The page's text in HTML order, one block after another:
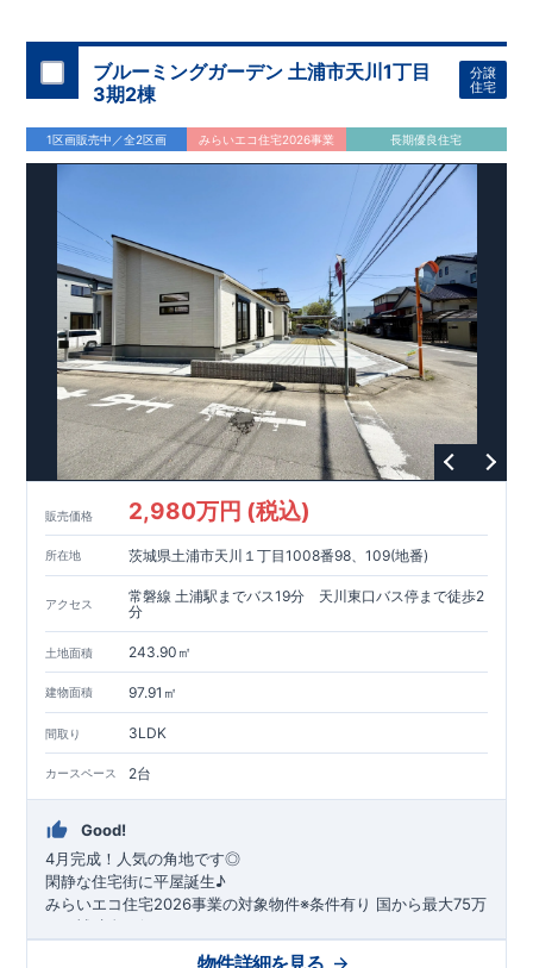
◇ロケーション◇
・相模原市立大野北小学校 徒歩22分
・コープときわ店 徒歩9分
・フードワン淵野辺店 徒歩20分
​・セブンイレブン町田常盤店 徒歩11分
◇ブルーミングガーデンのこだわり◇
・誰が、何をしたか。が明確だからこそ、お客様の安心に繋が
ります。
・設計、施工、営業が互いに協力しあい、最良のプランを提供
いたします。
・不要な中間マージンを抑えることで、コストダウンに努めて
います。
【耐震等級3取得】
・東栄住宅の建物は、国が定めた耐震等級で最高の3を取得。
建築基準法で定められた、｢数百年に一度発生する地震に対し
て、倒壊、崩壊しない。｣という基準から、さらに1.5倍の耐震
力を達成しています。
【住宅性能評価ダブル取得】
・設計住宅性能評価：建物設計段階で、国が認めた第三者機関
が評価しています。
・建設住宅性能評価：評価を受けた図面通りに施工されている
か、建設までに、計4回のチェックが行われます。
図面や書類上だけでなく、現場の施工状況を検査した上で、品
質を保証しています。
【長期優良住宅】
・東栄住宅は国が定める全7つの技術基準をクリアしています。
長期優良住宅とは、｢良い家を作って、きちんと手入れをして、
長く大切に使う｣ことを目的とした認定制度。住宅ローン減税、
固定資産税などの税制優遇を受けられるだけでなく、中古市場
でも、長期優良住宅が有利に働きます。
【充実のアフターサポート】
・東栄住宅では、お引渡し後最大10回の無料定期点検と、60年
え、アフターサービスを外部の業者に委託せず、東栄住宅グル
ープ「東栄ホームサービス株式会社」にて責任をもって対応い
ブルーミングガーデン 土浦市天川1丁目
3期2棟
分譲
住宅
1区画販売中／全2区画 みらいエコ住宅2026事業 長期優良住宅
販売価格 2,980万円 (税込)
所在地 茨城県土浦市天川１丁目1008番98、109(地番)
アクセス
常磐線 土浦駅までバス19分 天川東口バス停まで徒歩2
分
土地面積 243.90㎡
建物面積 97.91㎡
間取り 3LDK
カースペース 2台
Good!
4月完成！人気の角地です◎
閑静な住宅街に平屋誕生♪
​みらいエコ住宅2026事業の対象物件※条件有り 国から最大75万
円の補助金が得られます！